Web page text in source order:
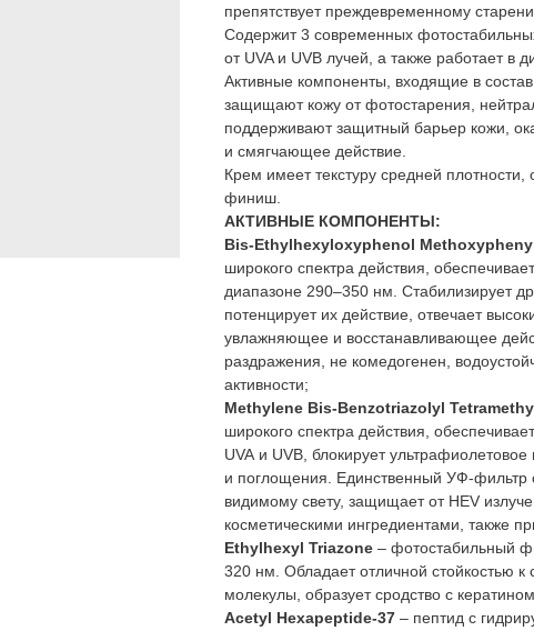
препятствует преждевременному
Содержит 3 современных
от UVA и UVB лучей, а также работает в
Активные компоненты, входящие в
защищают кожу от фотостарения,
поддерживают защитный барьер кожи,
и смягчающее действие.
Крем имеет текстуру средней
финиш.
АКТИВНЫЕ КОМПОНЕНТЫ:
Bis-Ethylhexyloxyphenol
широкого спектра действия,
диапазоне 290–350 нм. Стабилизирует
потенцирует их действие, отвечает
увлажняющее и восстанавливающее
раздражения, не комедогенен,
активности;
Methylene Bis-Benzotriazolyl
широкого спектра действия,
UVA и UVB, блокирует ультрафиолетовое
и поглощения. Единственный УФ-фильтр
видимому свету, защищает от HEV
косметическими ингредиентами, также
Ethylhexyl Triazone – фотостабильный
320 нм. Обладает отличной стойкостью
молекулы, образует сродство с
Acetyl Hexapeptide-37 – пептид с